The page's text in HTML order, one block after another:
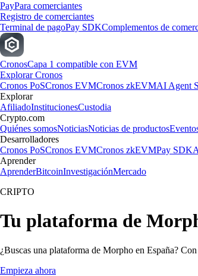
PayPara comerciantes
Registro de comerciantes
Terminal de pagoPay SDKComplementos de
CronosCapa 1 compatible con EVM
Explorar Cronos
Cronos PoSCronos EVMCronos zkEVMAI Agent
Explorar
AfiliadoInstitucionesCustodia
Crypto.com
Quiénes somosNoticiasNoticias de productos
Desarrolladores
Cronos PoSCronos EVMCronos zkEVMPay SDK
Aprender
AprenderBitcoinInvestigaciónMercado
CRIPTO
Tu plataforma de
¿Buscas una plataforma de Morpho en España?
Empieza ahora